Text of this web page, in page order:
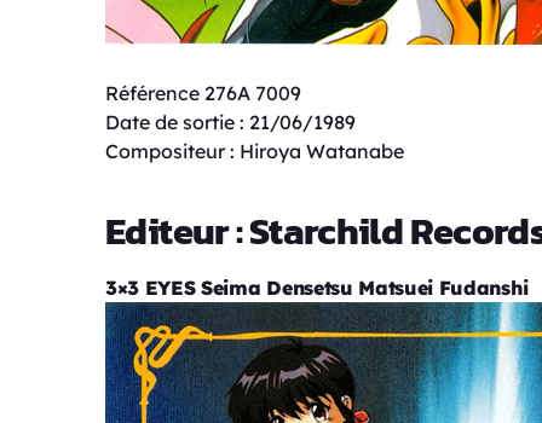
Référence 276A 7009
Date de sortie : 21/06/1989
Compositeur : Hiroya Watanabe
Editeur : Starchild
3×3 EYES Seima Densetsu Matsuei Fudanshi